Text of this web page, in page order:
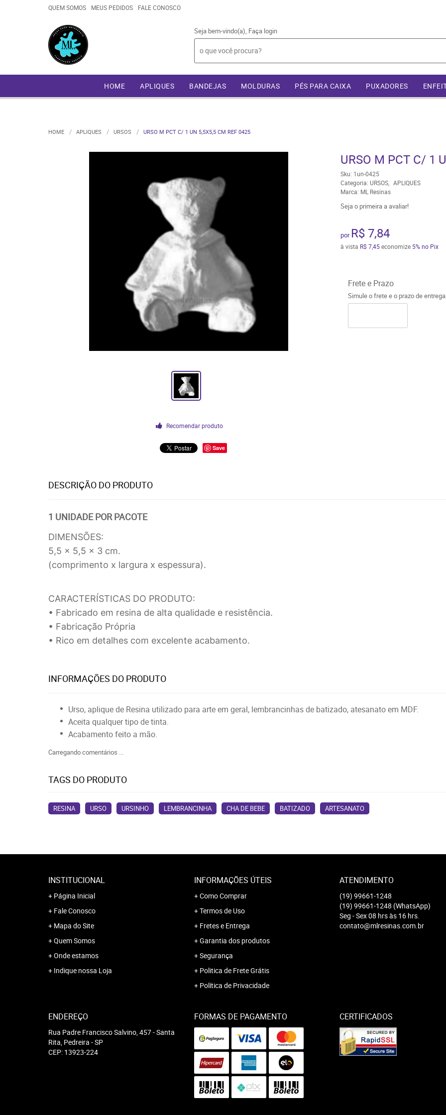
QUEM SOMOS MEUS PEDIDOS FALE CONOSCO
Seja bem-vindo(a), Faça login
HOME APLIQUES BANDEJAS MOLDURAS PÉS PARA CAIXA PUXADORES
HOME APLIQUES URSOS URSO M PCT C/ 1 UN 5,5X5,5 CM REF 0425
Recomendar produto
Save
URSO M PCT C/ 1
Sku: 1un-0425
Categoria: URSOS
APLIQUES
Marca: ML Resinas
Seja o primeira a avaliar!
por R$ 7,84
à vista R$ 7,45economize 5% no Pix
Frete e Prazo
Simule o frete e o prazo de
DESCRIÇÃO DO PRODUTO
1 UNIDADE POR PACOTE
DIMENSÕES:
5,5 x 5,5 x 3 cm.
(comprimento x largura x espessura).
CARACTERÍSTICAS DO PRODUTO:
• Fabricado em resina de alta qualidade e resistência.
• Fabricação Própria
• Rico em detalhes com excelente acabamento.
INFORMAÇÕES DO PRODUTO
Urso, aplique de Resina utilizado para arte em geral, lembrancinhas de batizado, atesanato em MDF.
Aceita qualquer tipo de tinta.
Acabamento feito a mão.
Carregando comentários ...
TAGS DO PRODUTO
RESINA URSO URSINHO LEMBRANCINHA CHA DE BEBE BATIZADO ARTESANATO
INSTITUCIONAL
Página Inicial
Fale Conosco
Mapa do Site
Quem Somos
Onde estamos
Indique nossa Loja
INFORMAÇÕES ÚTEIS
Como Comprar
Termos de Uso
Fretes e Entrega
Garantia dos produtos
Segurança
Politica de Frete Grátis
Política de Privacidade
ATENDIMENTO
(19) 99661-1248
(19) 99661-1248 (WhatsApp)
Seg - Sex 08 hrs às 16 hrs.
contato@mlresinas.com.br
ENDEREÇO
Rua Padre Francisco Salvino, 457-Santa
Rita, Pedreira -SP
CEP: 13923-224
FORMAS DE PAGAMENTO CERTIFICADOS